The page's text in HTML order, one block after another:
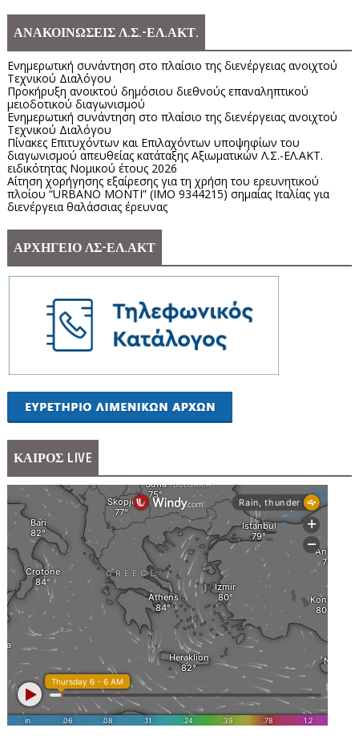
ΑΝΑΚΟΙΝΩΣΕΙΣ Λ.Σ.-ΕΛ.ΑΚΤ.
Ενημερωτική συνάντηση στο πλαίσιο της διενέργειας ανοιχτού
Τεχνικού Διαλόγου
Προκήρυξη ανοικτού δημόσιου διεθνούς επαναληπτικού
μειοδοτικού διαγωνισμού
Ενημερωτική συνάντηση στο πλαίσιο της διενέργειας ανοιχτού
Τεχνικού Διαλόγου
Πίνακες Επιτυχόντων και Επιλαχόντων υποψηφίων του
διαγωνισμού απευθείας κατάταξης Αξιωματικών Λ.Σ.-ΕΛ.ΑΚΤ.
ειδικότητας Νομικού έτους 2026
Αίτηση χορήγησης εξαίρεσης για τη χρήση του ερευνητικού
πλοίου “URBANO MONTI” (IMO 9344215) σημαίας Ιταλίας για
διενέργεια θαλάσσιας έρευνας
ΑΡΧΗΓΕΙΟ ΛΣ-ΕΛ.ΑΚΤ
ΚΑΙΡΟΣ LIVE